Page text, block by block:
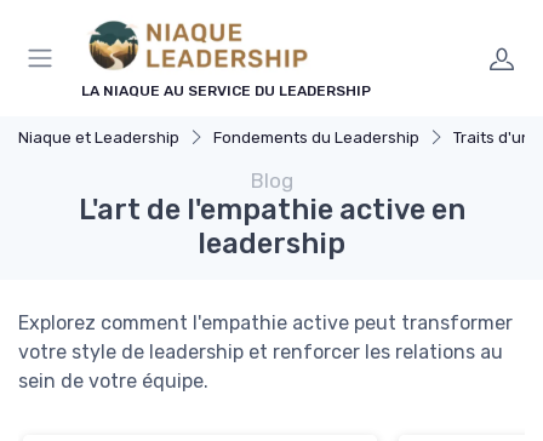
LA NIAQUE AU SERVICE DU LEADERSHIP
Niaque et Leadership Fondements du Leadership Traits d'un
Blog
L'art de l'empathie active en
leadership
Explorez comment l'empathie active peut transformer
votre style de leadership et renforcer les relations au
sein de votre équipe.